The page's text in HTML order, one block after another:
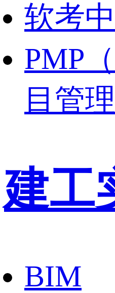
软考
PMP
目管
建工
BIM